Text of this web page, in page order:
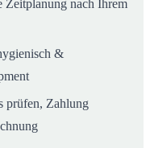
Zeitplanung nach Ihrem
&
prüfen, Zahlung